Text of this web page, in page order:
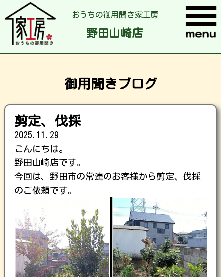
おうちの御用聞き家工房
野田山崎店
御用聞きブログ
剪定、伐採
2025.11.29
こんにちは。
野田山崎店です。
今回は、野田市の常連のお客様から剪定、伐採
のご依頼です。